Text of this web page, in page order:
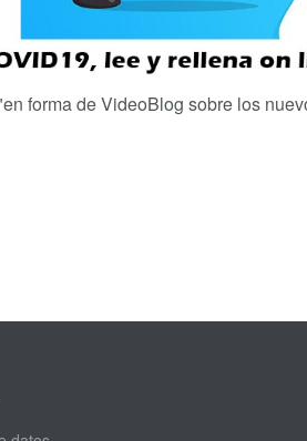
en forma de VideoBlog sobre los